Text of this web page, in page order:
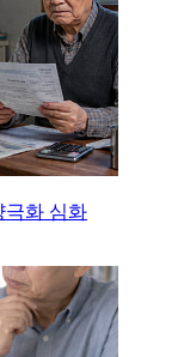
극화 심화